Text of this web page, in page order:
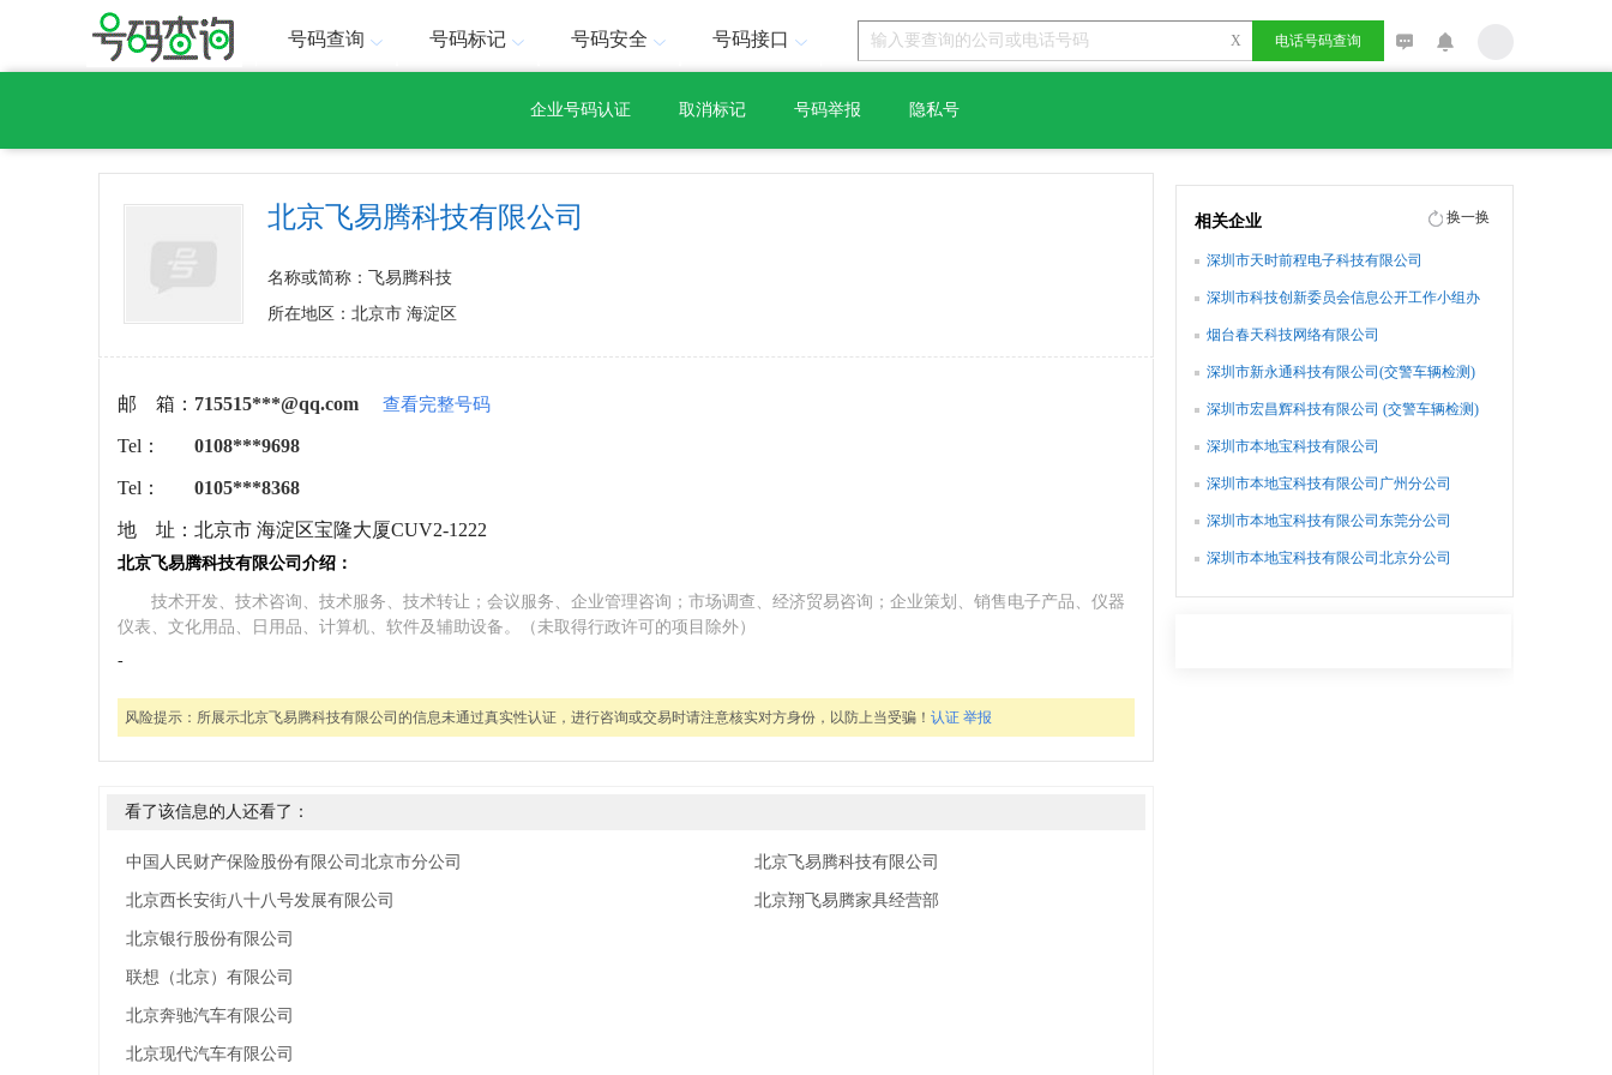
号码查询 号码标记 号码安全 号码接口 X 电话号码查询
企业号码认证 取消标记 号码举报 隐私号
北京飞易腾科技有限公司
名称或简称：飞易腾科技
所在地区：北京市 海淀区
邮 箱： 715515***@qq.com 查看完整号码
Tel： 0108***9698
Tel： 0105***8368
地 址： 北京市 海淀区宝隆大厦CUV2-1222
北京飞易腾科技有限公司介绍：
技术开发、技术咨询、技术服务、技术转让；会议服务、企业管理咨询；市场调查、经济贸易咨询；企业策划、销售电子产品、仪器
仪表、文化用品、日用品、计算机、软件及辅助设备。（未取得行政许可的项目除外）
-
风险提示： 所展示北京飞易腾科技有限公司的信息未通过真实性认证，进行咨询或交易时请注意核实对方身份，以防上当受骗！ 认证 举报
看了该信息的人还看了：
中国人民财产保险股份有限公司北京市分公司
北京西长安街八十八号发展有限公司
北京银行股份有限公司
联想（北京）有限公司
北京奔驰汽车有限公司
北京现代汽车有限公司
北京飞易腾科技有限公司
北京翔飞易腾家具经营部
相关企业 换一换
深圳市天时前程电子科技有限公司
深圳市科技创新委员会信息公开工作小组办
烟台春天科技网络有限公司
深圳市新永通科技有限公司(交警车辆检测)
深圳市宏昌辉科技有限公司 (交警车辆检测)
深圳市本地宝科技有限公司
深圳市本地宝科技有限公司广州分公司
深圳市本地宝科技有限公司东莞分公司
深圳市本地宝科技有限公司北京分公司